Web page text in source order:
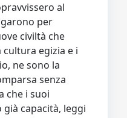
al
per
civiltà che
egizia e i
ne sono la
senza
che i suoi
capacità, leggi